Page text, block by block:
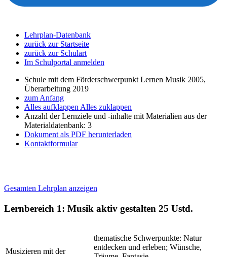
Lehrplan-Datenbank
zurück zur Startseite
zurück zur Schulart
Im Schulportal anmelden
Schule mit dem Förderschwerpunkt Lernen Musik 2005,
Überarbeitung 2019
zum Anfang
Alles aufklappen Alles zuklappen
Anzahl der Lernziele und -inhalte mit Materialien aus der
Materialdatenbank: 3
Dokument als PDF herunterladen
Kontaktformular
Gesamten Lehrplan anzeigen
Lernbereich 1: Musik aktiv gestalten 25 Ustd.
Musizieren mit der
thematische Schwerpunkte: Natur
entdecken und erleben; Wünsche,